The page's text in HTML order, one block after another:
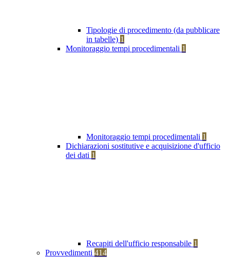
Tipologie di procedimento (da pubblicare
in tabelle) 1
Monitoraggio tempi procedimentali 1
Monitoraggio tempi procedimentali 1
Dichiarazioni sostitutive e acquisizione d'ufficio
dei dati 1
Recapiti dell'ufficio responsabile 1
Provvedimenti 414